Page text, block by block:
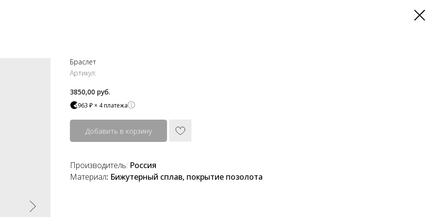
Браслет
Артикул:
3850,00 руб.
963 ₽ × 4 платежа
Добавить в корзину
Производитель: Россия
Материал: Бижутерный сплав, покрытие позолота